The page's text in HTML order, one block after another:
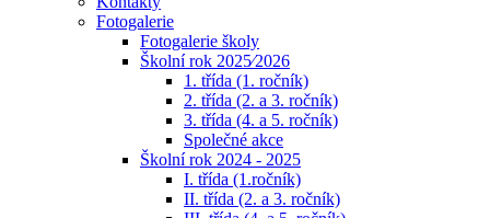
Fotogalerie
Fotogalerie školy
Školní rok 2025⁄2026
1. třída (1. ročník)
2. třída (2. a 3. ročník)
3. třída (4. a 5. ročník)
Společné akce
Školní rok 2024 - 2025
I. třída (1.ročník)
II. třída (2. a 3. ročník)